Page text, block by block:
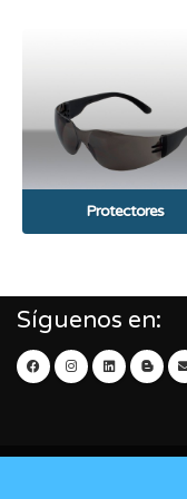
Protectores
Síguenos en: